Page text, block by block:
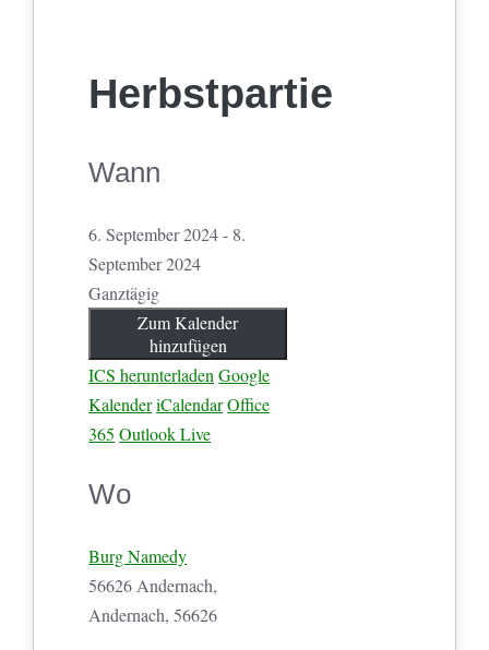
Herbstpartie
Wann
6. September 2024 - 8.
September 2024
Ganztägig
Zum Kalender
hinzufügen
ICS herunterladen Google
KalenderiCalendarOffice
365 Outlook Live
Wo
Burg Namedy
56626 Andernach,
Andernach, 56626